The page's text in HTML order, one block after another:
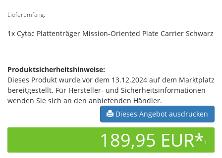
Lieferumfang:
1x Cytac Plattenträger Mission-Oriented Plate Carrier Schwarz
Produktsicherheitshinweise:
Dieses Produkt wurde vor dem 13.12.2024 auf dem Marktplatz
bereitgestellt. Für Hersteller- und Sicherheitsinformationen
wenden Sie sich an den anbietenden Händler.
Dieses Angebot ausdrucken
189,95 EUR*1